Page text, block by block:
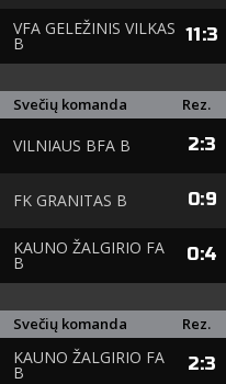
VFA GELEŽINIS VILKAS
B 11:3
Svečių komanda Rez.
VILNIAUS BFA B 2:3
FK GRANITAS B 0:9
KAUNO ŽALGIRIO FA
B 0:4
Svečių komanda Rez.
KAUNO ŽALGIRIO FA
B 2:3